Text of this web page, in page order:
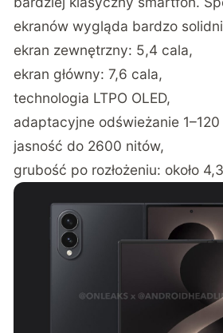
ekranów wygląda bardzo
ekran zewnętrzny: 5,4 cala,
ekran główny: 7,6 cala,
technologia LTPO OLED,
adaptacyjne odświeżanie 1–120
jasność do 2600 nitów,
grubość po rozłożeniu: około